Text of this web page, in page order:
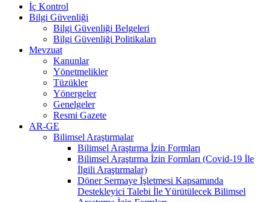
İç Kontrol
Bilgi Güvenliği
Bilgi Güvenliği Belgeleri
Bilgi Güvenliği Politikaları
Mevzuat
Kanunlar
Yönetmelikler
Tüzükler
Yönergeler
Genelgeler
Resmi Gazete
AR-GE
Bilimsel Araştırmalar
Bilimsel Araştırma İzin Formları
Bilimsel Araştırma İzin Formları (Covid-19 İle
İlgili Araştırmalar)
Döner Sermaye İşletmesi Kapsamında
Destekleyici Talebi İle Yürütülecek Bilimsel